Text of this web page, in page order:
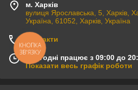
м. Харків
вулиця Ярославська, 5, Харків,
Україна, 61052, Харків, Україна
Контакти
Сьогодні працює з 09:00 до
Показати весь графік роботи
КНОПКА
ЗВ'ЯЗКУ